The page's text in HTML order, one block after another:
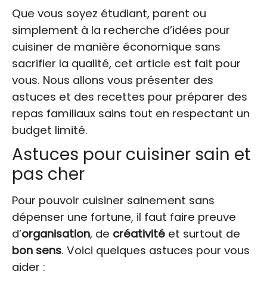
Que vous soyez étudiant, parent ou
simplement à la recherche d’idées pour
cuisiner de manière économique sans
sacrifier la qualité, cet article est fait pour
vous. Nous allons vous présenter des
astuces et des recettes pour préparer des
repas familiaux sains tout en respectant un
budget limité.
Astuces pour cuisiner sain et
pas cher
Pour pouvoir cuisiner sainement sans
dépenser une fortune, il faut faire preuve
d’organisation, de créativité et surtout de
bon sens. Voici quelques astuces pour vous
aider :